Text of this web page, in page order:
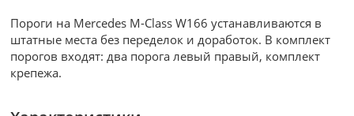
Пороги на Mercedes M-Class W166 устанавливаются в
штатные места без переделок и доработок. В комплект
порогов входят: два порога левый правый, комплект
крепежа.